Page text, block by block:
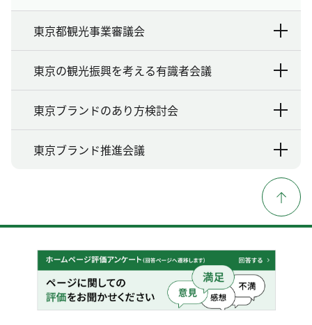
東京都観光事業審議会
東京の観光振興を考える有識者会議
東京ブランドのあり方検討会
東京ブランド推進会議